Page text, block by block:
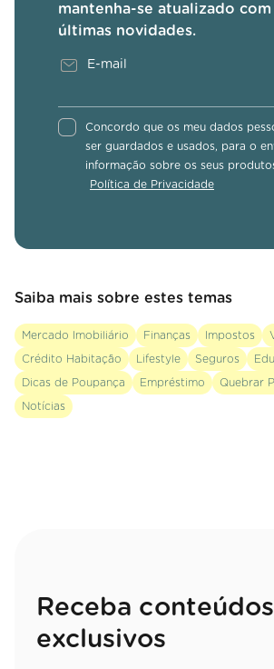
mantenha-se atualizado com
últimas novidades.
Concordo que os meu dados
ser guardados e usados, para o
informação sobre os seus
Política de Privacidade
Saiba mais sobre estes temas
Mercado Imobiliário Finanças Impostos
Crédito Habitação Lifestyle Seguros
Dicas de Poupança Empréstimo Quebrar
Notícias
Receba conteúdos
exclusivos